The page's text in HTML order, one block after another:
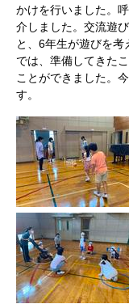
かけを行いました。
介しました。交流遊
と、6年生が遊びを
では、準備してきた
ことができました。
す。